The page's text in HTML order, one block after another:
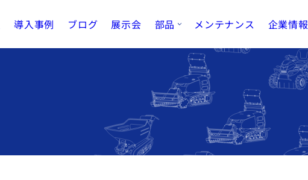
導入事例 ブログ 展示会 部品 メンテナンス 企業情報